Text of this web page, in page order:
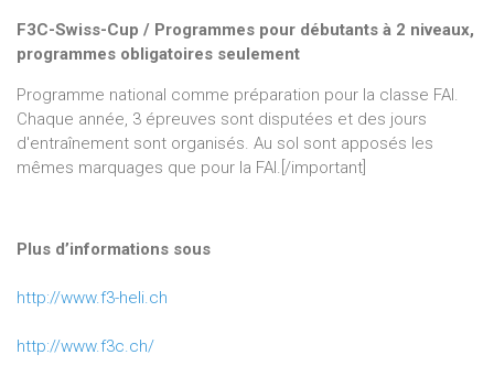
F3C-Swiss-Cup / Programmes pour débutants à 2 niveaux,
programmes obligatoires seulement
Programme national comme préparation pour la classe FAI.
Chaque année, 3 épreuves sont disputées et des jours
d'entraînement sont organisés. Au sol sont apposés les
mêmes marquages que pour la FAI.[/important]
Plus d’informations sous
http://www.f3-heli.ch
http://www.f3c.ch/